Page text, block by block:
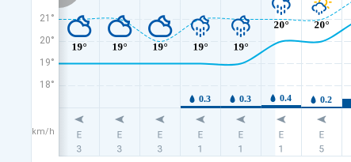
21°
20°
19°
18°
km/h